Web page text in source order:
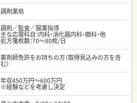
調剤薬局
調剤／監査／服薬指導
主な応需科目：内科・消化器内科・眼科・他
処方箋枚数：70～80枚/日
薬剤師免許をお持ちの方（取得見込みの方を含
む）
年収450万円～600万円
※経験などを考慮し決定